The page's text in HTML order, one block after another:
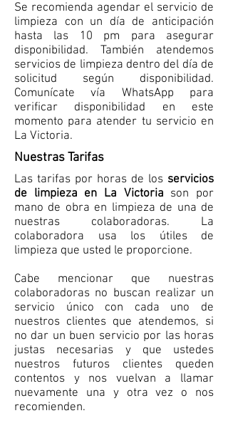
Se recomienda agendar el servicio de
limpieza con un día de anticipación
hasta las 10 pm para asegurar
disponibilidad. También atendemos
servicios de limpieza dentro del día de
solicitud según disponibilidad.
Comunícate vía WhatsApp para
verificar disponibilidad en este
momento para atender tu servicio en
La Victoria.
Nuestras Tarifas
Las tarifas por horas de los servicios
de limpieza en La Victoria son por
mano de obra en limpieza de una de
nuestras colaboradoras. La
colaboradora usa los útiles de
limpieza que usted le proporcione.
Cabe mencionar que nuestras
colaboradoras no buscan realizar un
servicio único con cada uno de
nuestros clientes que atendemos, si
no dar un buen servicio por las horas
justas necesarias y que ustedes
nuestros futuros clientes queden
contentos y nos vuelvan a llamar
nuevamente una y otra vez o nos
recomienden.